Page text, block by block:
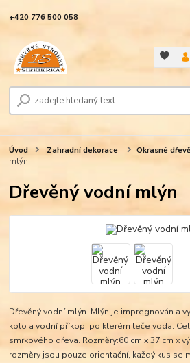
+420 776 500 058
Úvod Zahradní dekorace Okrasné
mlýn
Dřevěný vodní mlýn
Dřevěný vodní mlýn. Mlýn je impregnován a
kolo a vodní příkop, po kterém teče voda.
smrkového dřeva. Rozměry:60 cm x 37 cm x
rozměry jsou pouze orientační, každý kus se